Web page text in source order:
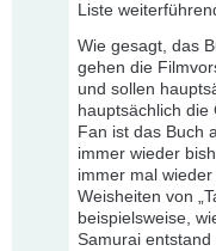
Liste
Wie gesagt, das
gehen die
und sollen
hauptsächlich
Fan ist das Buch
immer wieder
immer mal
Weisheiten von
beispielsweise,
Samurai